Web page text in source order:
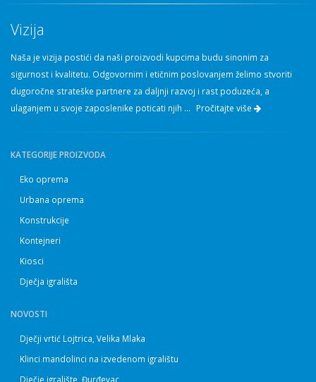
Vizija
Naša je vizija postići da naši proizvodi kupcima budu sinonim za
sigurnost i kvalitetu. Odgovornim i etičnim poslovanjem želimo stvoriti
dugoročne strateške partnere za daljnji razvoj i rast poduzeća, a
ulaganjem u svoje zaposlenike poticati njih ... Pročitajte više
KATEGORIJE PROIZVODA
Eko oprema
Urbana oprema
Konstrukcije
Kontejneri
Kiosci
Dječja igrališta
NOVOSTI
Dječji vrtić Lojtrica, Velika Mlaka
Klinci mandolinci na izvedenom igralištu
Dječje igralište, Đurđevac